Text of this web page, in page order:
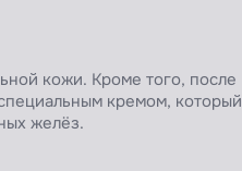
кожи. Кроме того, после
кремом, который
желёз.